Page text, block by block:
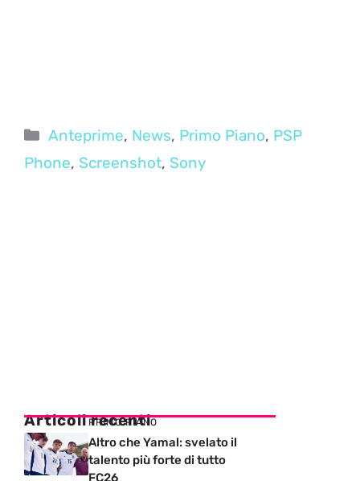
Categorie
Anteprime, News, Primo Piano, PSP
Phone, Screenshot, Sony
Articoli recenti
PRIMO PIANO
Altro che Yamal: svelato il
talento più forte di tutto
FC26